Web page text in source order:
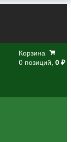
Корзина
0 позиций, 0 ₽